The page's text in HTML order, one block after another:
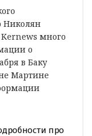
Николян
много
о
в Баку
Мартине
про